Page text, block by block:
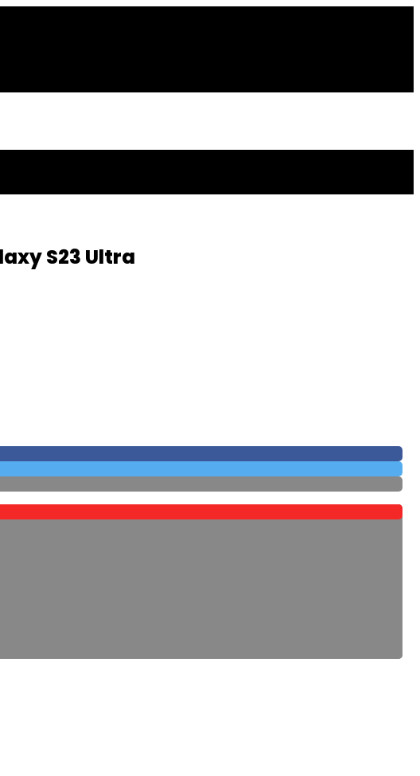
S23 Ultra